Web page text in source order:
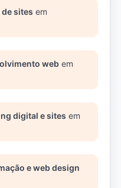
sites em
web em
digital e sites em
e web design